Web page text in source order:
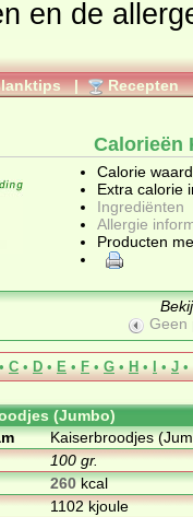
en de
| Recepten
Calorieën
Calorie
Extra calorie
Ingrediënten
Allergie
Producten
Geen
• C • D • E • F • G • H • I • J •
(Jumbo)
Kaiserbroodjes
100 gr.
260kcal
1102 kjoule